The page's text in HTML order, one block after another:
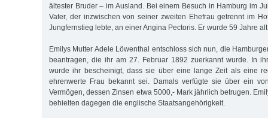
ältester Bruder – im Ausland. Bei einem Besuch in Hamburg im
Vater, der inzwischen von seiner zweiten Ehefrau getrennt im
Jungfernstieg lebte, an einer Angina Pectoris. Er wurde 59 Jahre
Emilys Mutter Adele Löwenthal entschloss sich nun, die
beantragen, die ihr am 27. Februar 1892 zuerkannt wurde. In
wurde ihr bescheinigt, dass sie über eine lange Zeit als eine
ehrenwerte Frau bekannt sei. Damals verfügte sie über ein
Vermögen, dessen Zinsen etwa 5000,- Mark jährlich betrugen.
behielten dagegen die englische Staatsangehörigkeit.